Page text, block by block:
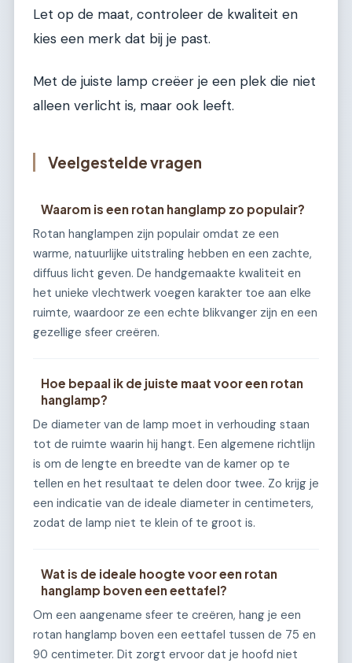
Let op de maat, controleer de kwaliteit en
kies een merk dat bij je past.
Met de juiste lamp creëer je een plek die niet
alleen verlicht is, maar ook leeft.
Veelgestelde vragen
Waarom is een rotan hanglamp zo populair?
Rotan hanglampen zijn populair omdat ze een
warme, natuurlijke uitstraling hebben en een zachte,
diffuus licht geven. De handgemaakte kwaliteit en
het unieke vlechtwerk voegen karakter toe aan elke
ruimte, waardoor ze een echte blikvanger zijn en een
gezellige sfeer creëren.
Hoe bepaal ik de juiste maat voor een rotan
hanglamp?
De diameter van de lamp moet in verhouding staan
tot de ruimte waarin hij hangt. Een algemene richtlijn
is om de lengte en breedte van de kamer op te
tellen en het resultaat te delen door twee. Zo krijg je
een indicatie van de ideale diameter in centimeters,
zodat de lamp niet te klein of te groot is.
Wat is de ideale hoogte voor een rotan
hanglamp boven een eettafel?
Om een aangename sfeer te creëren, hang je een
rotan hanglamp boven een eettafel tussen de 75 en
90 centimeter. Dit zorgt ervoor dat je hoofd niet